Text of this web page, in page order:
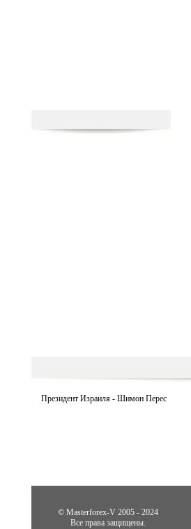
Президент Израиля - Шимон Перес
© Masterforex-V 2005 - 2024
Все права защищены.